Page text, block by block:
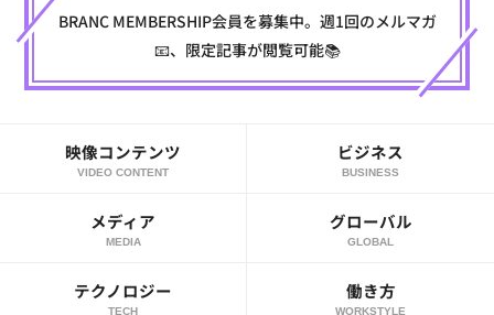
BRANC MEMBERSHIP会員を募集中。週1回のメルマガ
📧、限定記事が閲覧可能📚
映像コンテンツ
VIDEO CONTENT
ビジネス
BUSINESS
メディア
MEDIA
グローバル
GLOBAL
テクノロジー
TECH
働き方
WORKSTYLE